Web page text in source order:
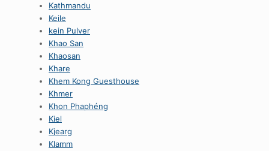
Kathmandu
Keile
kein Pulver
Khao San
Khaosan
Khare
Khem Kong Guesthouse
Khmer
Khon Phaphéng
Kiel
Kjearg
Klamm